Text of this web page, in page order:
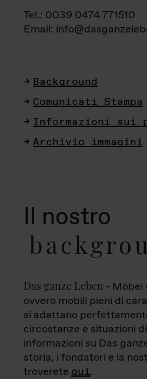
Tel.: 0039 0474 771510
Email:
Background
Comunicati Stampa
Informazioni sui
Archivio immagini
Il nostro
Das ganze Leben - Möbel
ovvero mobili pieni di
si adattano
circostanze e situazioni
informazioni su Das
storia, i fondatori e la
troverete qui.